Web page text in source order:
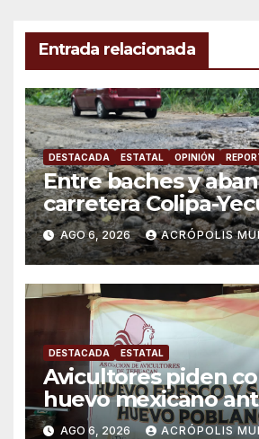
Entrada relacionada
DESTACADA ESTATAL OPINIÓN
Entre baches y
carretera Colipa-
convierte en un
AGO 6, 2026 ACRÓPOLIS
DESTACADA ESTATAL
Avicultores piden
huevo mexicano
importaciones
AGO 6, 2026 ACRÓPOLIS